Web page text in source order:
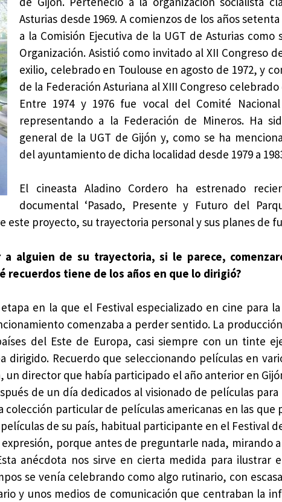
Asturias desde 1969. A comienzos de los años
a la Comisión Ejecutiva de la UGT de Asturias como
Organización. Asistió como invitado al XII Congreso
exilio, celebrado en Toulouse en agosto de 1972, y
de la Federación Asturiana al XIII Congreso celebrado
Entre 1974 y 1976 fue vocal del Comité
representando a la Federación de Mineros. Ha
general de la UGT de Gijón y, como se ha
del ayuntamiento de dicha localidad desde 1979 a
El cineasta Aladino Cordero ha estrenado
documental ‘Pasado, Presente y Futuro del
este proyecto, su trayectoria personal y sus planes de
alguien de su trayectoria, si le parece,
recuerdos tiene de los años en que lo dirigió?
en la que el Festival especializado en cine para
comenzaba a perder sentido. La
del Este de Europa, casi siempre con un tinte
Recuerdo que seleccionando películas en
un director que había participado el año anterior en
de un día dedicados al visionado de películas
particular de películas americanas en las que
de su país, habitual participante en el Festival
porque antes de preguntarle nada, mirando
anécdota nos sirve en cierta medida para ilustrar
se venía celebrando como algo rutinario, con
y unos medios de comunicación que centraban la